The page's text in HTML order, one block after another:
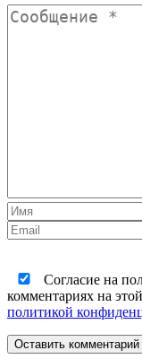
Согласие на
комментариях на
политикой
Оставить комментарий